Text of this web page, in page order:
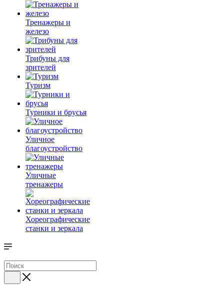
Тренажеры и
железо
Трибуны для
зрителей
Туризм
Турники и брусья
Уличное
благоустройство
Уличные
тренажеры
Хореографические
станки и зеркала